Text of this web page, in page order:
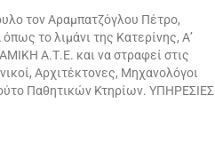
τον Αραμπατζόγλου Πέτρο,
το λιμάνι της Κατερίνης, Α’
Α.Τ.Ε. και να στραφεί στις
Αρχιτέκτονες, Μηχανολόγοι
Παθητικών Κτηρίων. ΥΠΗΡΕΣΙΕΣ